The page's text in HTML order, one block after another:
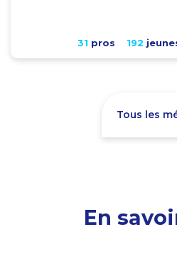
31 pros 192
Tous les
En